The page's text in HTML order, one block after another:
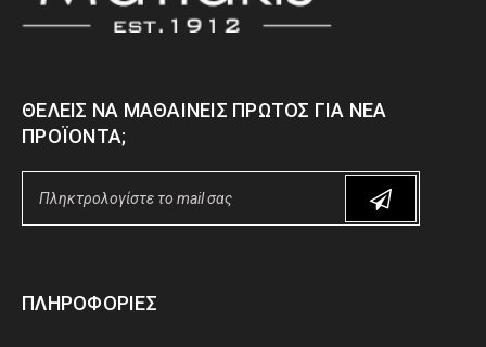
ΘΈΛΕΙΣ ΝΑ ΜΑΘΑΊΝΕΙΣ ΠΡΏΤΟΣ ΓΙΑ ΝΈΑ
ΠΡΟΪΌΝΤΑ;
ΠΛΗΡΟΦΟΡΊΕΣ